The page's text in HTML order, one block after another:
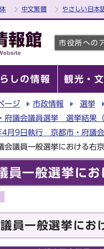
中文繁體 やさしい日本
市役所への
しの情報 観光・
ージ 市政情報 選挙
府議会議員選挙 選挙結果
4月9日執行 京都市・府議
会議員一般選挙における右
員一般選挙に
員一般選挙にお